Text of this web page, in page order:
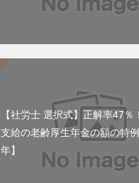
【社労士 選択式】正解率47％
支給の老齢厚生年金の額の特
年】